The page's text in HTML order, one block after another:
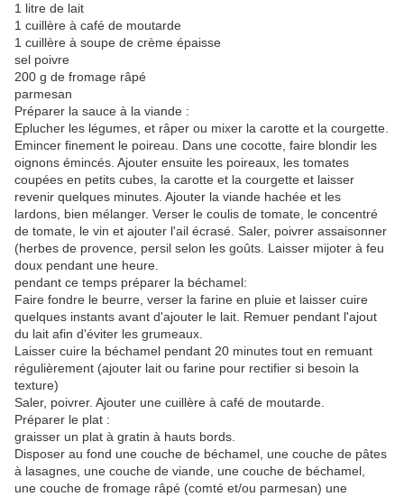
1 litre de lait
1 cuillère à café de moutarde
1 cuillère à soupe de crème épaisse
sel poivre
200 g de fromage râpé
parmesan
Préparer la sauce à la viande :
Eplucher les légumes, et râper ou mixer la carotte et la courgette.
Emincer finement le poireau. Dans une cocotte, faire blondir les
oignons émincés. Ajouter ensuite les poireaux, les tomates
coupées en petits cubes, la carotte et la courgette et laisser
revenir quelques minutes. Ajouter la viande hachée et les
lardons, bien mélanger. Verser le coulis de tomate, le concentré
de tomate, le vin et ajouter l'ail écrasé. Saler, poivrer assaisonner
(herbes de provence, persil selon les goûts. Laisser mijoter à feu
doux pendant une heure.
pendant ce temps préparer la béchamel:
Faire fondre le beurre, verser la farine en pluie et laisser cuire
quelques instants avant d'ajouter le lait. Remuer pendant l'ajout
du lait afin d'éviter les grumeaux.
Laisser cuire la béchamel pendant 20 minutes tout en remuant
régulièrement (ajouter lait ou farine pour rectifier si besoin la
texture)
Saler, poivrer. Ajouter une cuillère à café de moutarde.
Préparer le plat :
graisser un plat à gratin à hauts bords.
Disposer au fond une couche de béchamel, une couche de pâtes
à lasagnes, une couche de viande, une couche de béchamel,
une couche de fromage râpé (comté et/ou parmesan) une